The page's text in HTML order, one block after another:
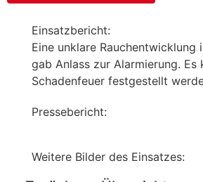
Einsatzbericht:
Eine unklare Rauchentwicklung
gab Anlass zur Alarmierung. Es
Schadenfeuer festgestellt
Pressebericht:
Weitere Bilder des Einsatzes: